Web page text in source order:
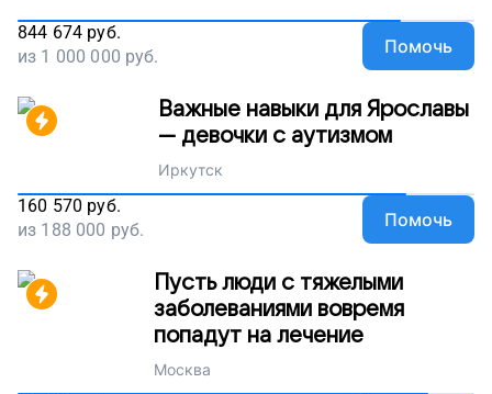
844 674 руб.
из 1 000 000 руб. Помочь
Важные навыки для Ярославы
— девочки с аутизмом
Иркутск
160 570 руб.
из 188 000 руб. Помочь
Пусть люди с тяжелыми
заболеваниями вовремя
попадут на лечение
Москва